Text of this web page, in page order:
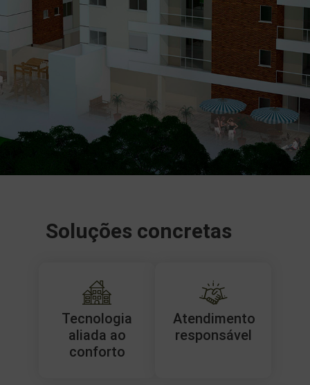
Soluções concretas
Tecnologia
aliada ao
conforto
Atendimento
responsável